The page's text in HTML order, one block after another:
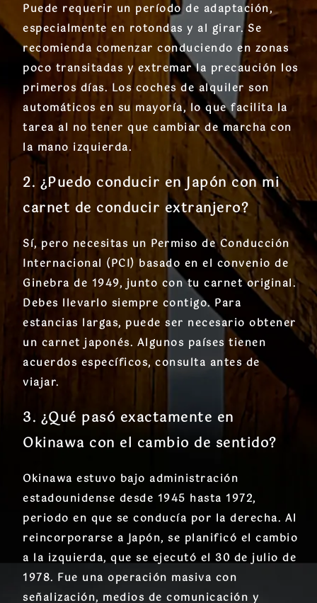
Puede requerir un período de adaptación,
especialmente en rotondas y al girar. Se
recomienda comenzar conduciendo en zonas
poco transitadas y extremar la precaución los
primeros días. Los coches de alquiler son
automáticos en su mayoría, lo que facilita la
tarea al no tener que cambiar de marcha con
la mano izquierda.
2. ¿Puedo conducir en Japón con mi
carnet de conducir extranjero?
Sí, pero necesitas un Permiso de Conducción
Internacional (PCI) basado en el convenio de
Ginebra de 1949, junto con tu carnet original.
Debes llevarlo siempre contigo. Para
estancias largas, puede ser necesario obtener
un carnet japonés. Algunos países tienen
acuerdos específicos, consulta antes de
viajar.
3. ¿Qué pasó exactamente en
Okinawa con el cambio de sentido?
Okinawa estuvo bajo administración
estadounidense desde 1945 hasta 1972,
periodo en que se conducía por la derecha. Al
reincorporarse a Japón, se planificó el cambio
a la izquierda, que se ejecutó el 30 de julio de
1978. Fue una operación masiva con
señalización, medios de comunicación y